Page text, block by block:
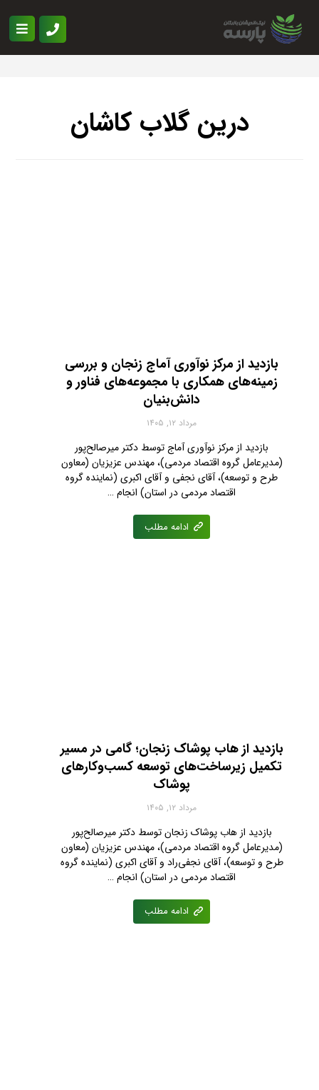
درین گلاب کاشان
بازدید از مرکز نوآوری آماج زنجان و بررسی
زمینه‌های همکاری با مجموعه‌های فناور و
دانش‌بنیان
مرداد ۱۲, ۱۴۰۵
بازدید از مرکز نوآوری آماج توسط دکتر میرصالح‌پور
(مدیرعامل گروه اقتصاد مردمی)، مهندس عزیزیان (معاون
طرح و توسعه)، آقای نجفی‌ و آقای اکبری (نماینده گروه
اقتصاد مردمی در استان) انجام …
ادامه مطلب
بازدید از هاب پوشاک زنجان؛ گامی در مسیر
تکمیل زیرساخت‌های توسعه کسب‌وکارهای
پوشاک
مرداد ۱۲, ۱۴۰۵
بازدید از هاب پوشاک زنجان توسط دکتر میرصالح‌پور
(مدیرعامل گروه اقتصاد مردمی)، مهندس عزیزیان (معاون
طرح و توسعه)، آقای نجفی‌راد و آقای اکبری (نماینده گروه
اقتصاد مردمی در استان) انجام …
ادامه مطلب